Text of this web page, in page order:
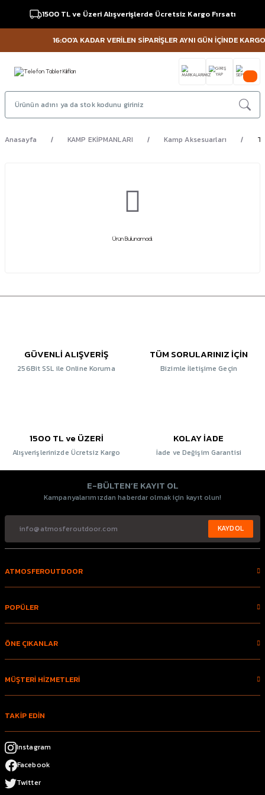
1500 TL ve Üzeri Alışverişlerde Ücretsiz Kargo Fırsatı
16:00'A KADAR VERİLEN SİPARİŞLER AYNI GÜN İÇİNDE
Anasayfa KAMP EKİPMANLARI Kamp Aksesuarları
Ürün Bulunamadı.
GÜVENLİ ALIŞVERİŞ
256Bit SSL ile Online Koruma
TÜM SORULARINIZ İÇİN
Bizimle İletişime Geçin
1500 TL ve ÜZERİ
Alışverişlerinizde Ücretsiz Kargo
KOLAY İADE
İade ve Değişim Garantisi
E-BÜLTEN’E KAYIT OL
Kampanyalarımızdan haberdar olmak için kayıt olun!
KAYDOL
ATMOSFEROUTDOOR
POPÜLER
ÖNE ÇIKANLAR
MÜŞTERİ HİZMETLERİ
TAKİP EDİN
Instagram
Facebook
Twitter